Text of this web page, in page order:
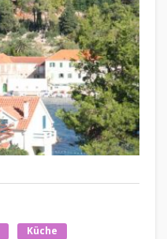
Küche